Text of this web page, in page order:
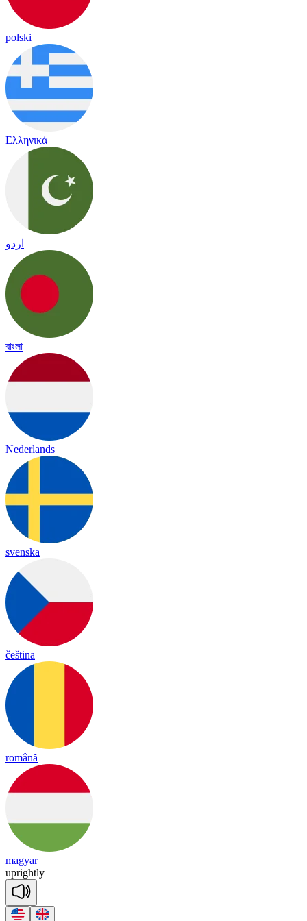
polski
Ελληνικά
اردو
বাংলা
Nederlands
svenska
čeština
română
magyar
uprightly